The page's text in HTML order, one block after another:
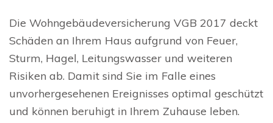
Die Wohngebäudeversicherung VGB 2017 deckt
Schäden an Ihrem Haus aufgrund von Feuer,
Sturm, Hagel, Leitungswasser und weiteren
Risiken ab. Damit sind Sie im Falle eines
unvorhergesehenen Ereignisses optimal geschützt
und können beruhigt in Ihrem Zuhause leben.